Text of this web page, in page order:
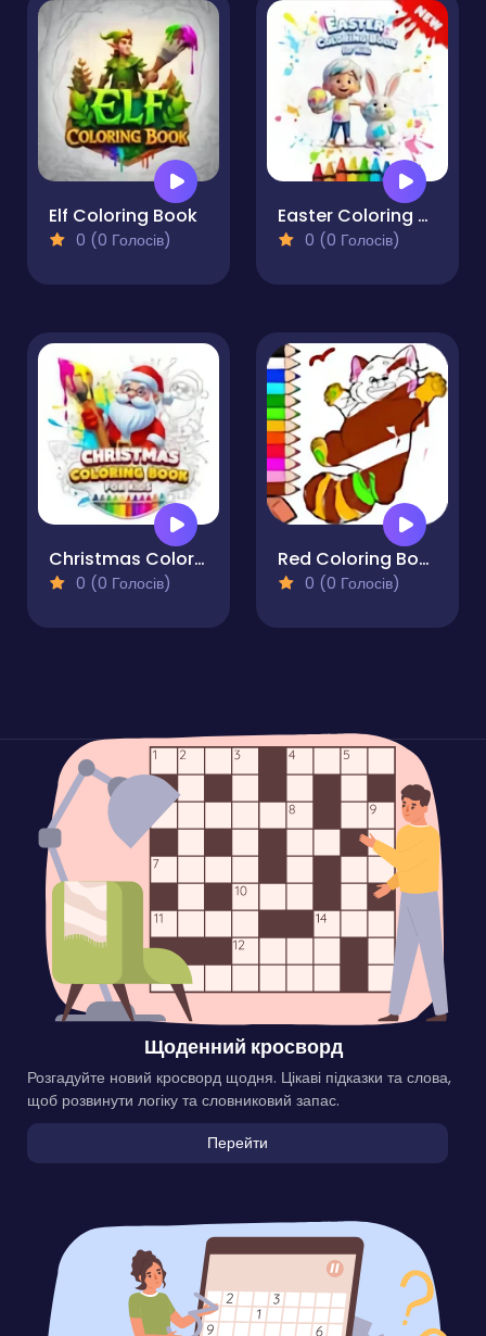
Elf Coloring Book
0 (0 Голосів)
Easter Coloring Book for Kids
0 (0 Голосів)
Christmas Coloring Book for Kids
0 (0 Голосів)
Red Coloring Book
0 (0 Голосів)
Щоденний кросворд
Розгадуйте новий кросворд щодня. Цікаві підказки та слова,
щоб розвинути логіку та словниковий запас.
Перейти